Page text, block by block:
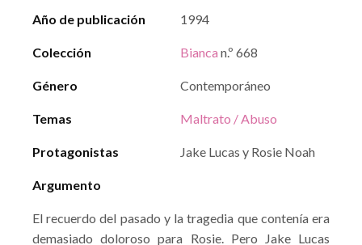
Año de publicación 1994
Colección Bianca n.º 668
Género Contemporáneo
Temas Maltrato / Abuso
Protagonistas Jake Lucas y Rosie Noah
Argumento
El recuerdo del pasado y la tragedia que contenía era
demasiado doloroso para Rosie. Pero Jake Lucas